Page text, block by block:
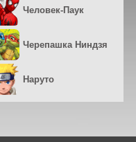
Человек-Паук
Черепашка Ниндзя
Наруто